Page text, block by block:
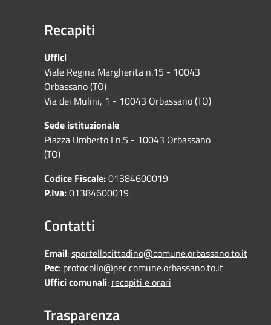
Recapiti
Uffici
Viale Regina Margherita n.15 - 10043
Orbassano (TO)
Via dei Mulini, 1 - 10043 Orbassano (TO)
Sede istituzionale
Piazza Umberto I n.5 - 10043 Orbassano
(TO)
Codice Fiscale:01384600019
P.Iva:01384600019
Contatti
Email:sportellocittadino@comune.orbassano.to.it
Pec: protocollo@pec.comune.orbassano.to.it
Uffici comunali: recapiti e orari
Trasparenza